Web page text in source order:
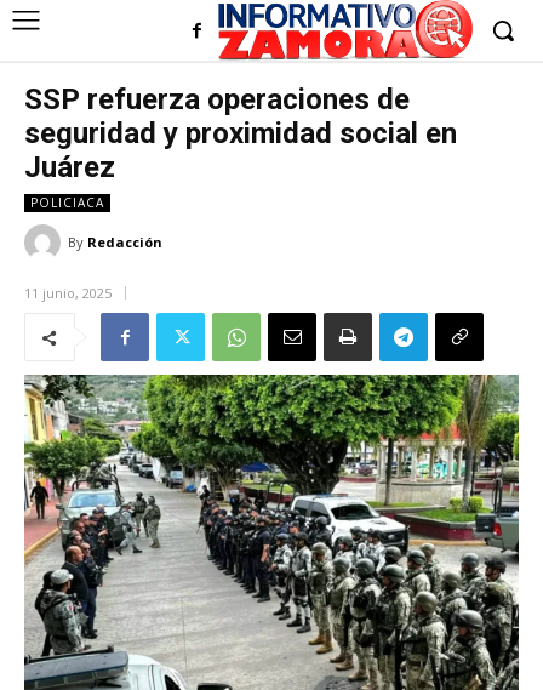
SSP refuerza operaciones de
seguridad y proximidad social en
Juárez
POLICIACA
By Redacción
11 junio, 2025